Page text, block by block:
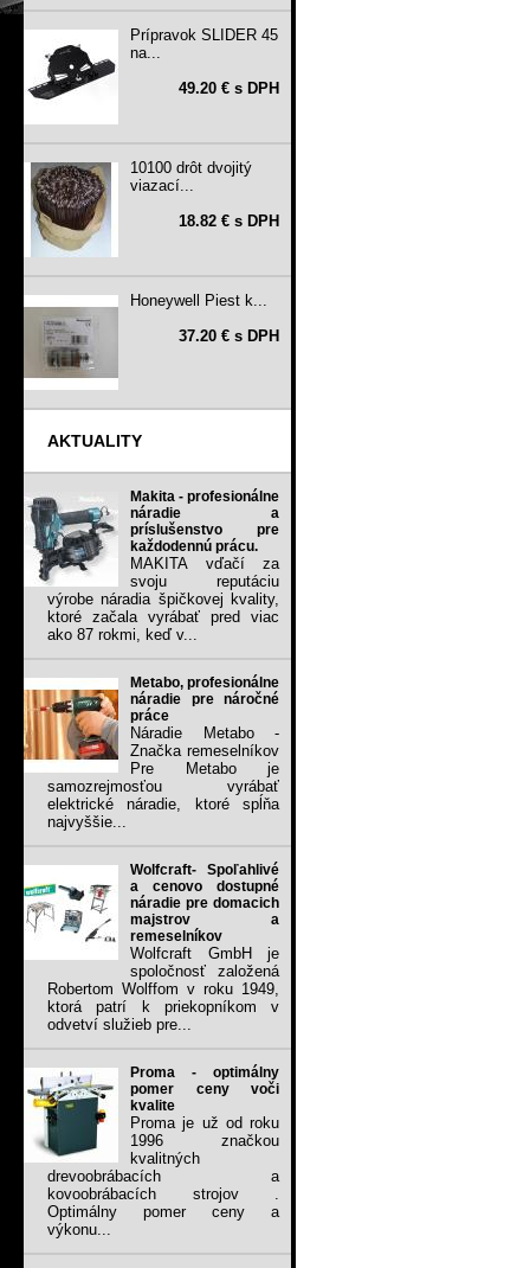
Prípravok SLIDER 45
na...
49.20 € s DPH
10100 drôt dvojitý
viazací...
18.82 € s DPH
Honeywell Piest k...
37.20 € s DPH
AKTUALITY
Makita - profesionálne
náradie a
príslušenstvo pre
každodennú prácu.
MAKITA vďačí za
svoju reputáciu
výrobe náradia špičkovej kvality,
ktoré začala vyrábať pred viac
ako 87 rokmi, keď v...
Metabo, profesionálne
náradie pre náročné
práce
Náradie Metabo -
Značka remeselníkov
Pre Metabo je
samozrejmosťou vyrábať
elektrické náradie, ktoré spĺňa
najvyššie...
Wolfcraft- Spoľahlivé
a cenovo dostupné
náradie pre domacich
majstrov a
remeselníkov
Wolfcraft GmbH je
spoločnosť založená
Robertom Wolffom v roku 1949,
ktorá patrí k priekopníkom v
odvetví služieb pre...
Proma - optimálny
pomer ceny voči
kvalite
Proma je už od roku
1996 značkou
kvalitných
drevoobrábacích a
kovoobrábacích strojov .
Optimálny pomer ceny a
výkonu...